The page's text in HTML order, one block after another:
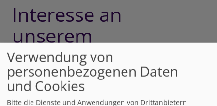
Interesse an
unserem
DemenzGuide?
Mit Menschen in der Demenz gut
umgehen
Verwendung von
personenbezogenen Daten
und Cookies
Bitte die Dienste und Anwendungen von Drittanbietern